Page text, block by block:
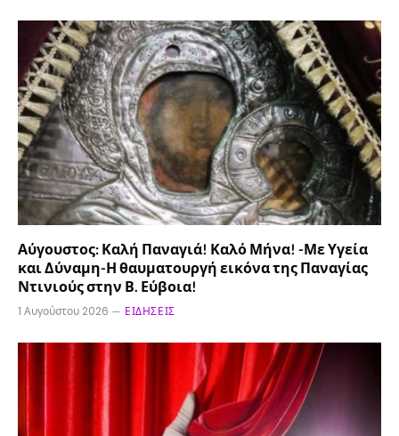
Αύγουστος: Καλή Παναγιά! Καλό Μήνα! -Με Υγεία
και Δύναμη-Η θαυματουργή εικόνα της Παναγίας
Ντινιούς στην Β. Εύβοια!
1 Αυγούστου 2026 ΕΙΔΉΣΕΙΣ